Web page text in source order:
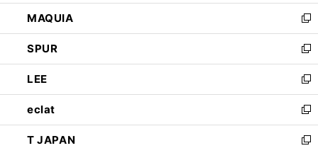
ン
ド
ウ
で
開
く
ウ
ィ
ン
ド
ウ
で
開
く
し
い
ウ
ィ
ン
ド
ウ
で
開
く
MAQUIA
新
し
い
ウ
ィ
ン
ド
ウ
で
SPUR
新
し
い
ウ
ィ
ン
ド
LEE
新
し
い
ウ
ィ
eclat
新
し
い
T JAPAN
新